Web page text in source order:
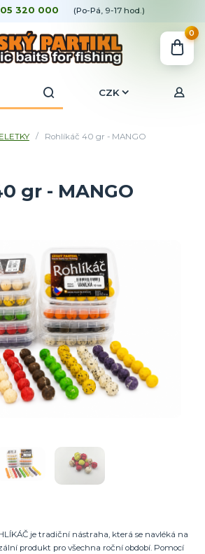
CZK
320 000 (Po-Pá, 9-17 hod.)
0
Rohlíkáč 40 gr - MANGO
gr - MANGO
je tradiční nástraha, která se navléká na
produkt pro všechna roční období. Pomocí